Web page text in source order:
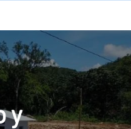
y